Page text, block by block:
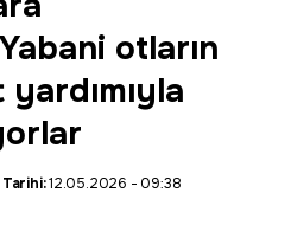
otların
Tarihi:12.05.2026 - 09:38